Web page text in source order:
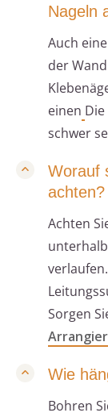
Nageln
Auch
der
einen
schwer
Worauf
achten?
Achten
Sorgen
Wie
Bohren